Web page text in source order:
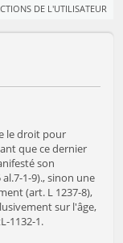
DE L'UTILISATEUR
le droit pour
que ce dernier
son
1-9)., sinon une
(art. L 1237-8),
sur l'âge,
1132-1.